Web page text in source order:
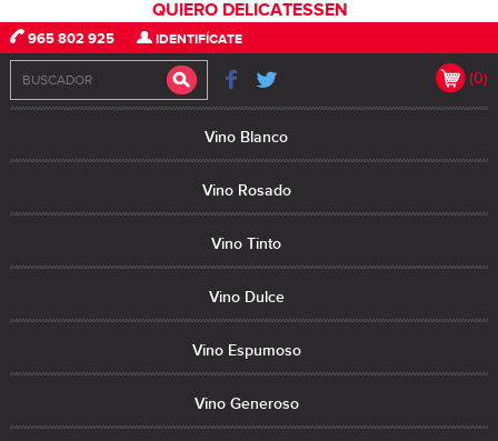
965 802 925 IDENTIFÍCATE
(0)
Vino Blanco
Vino Rosado
Vino Tinto
Vino Dulce
Vino Espumoso
Vino Generoso
QUIERO DELICATESSEN